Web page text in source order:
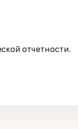
отчетности.